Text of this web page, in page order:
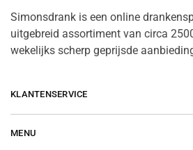
Simonsdrank is een online
uitgebreid assortiment van circa
wekelijks scherp geprijsde
KLANTENSERVICE
MENU